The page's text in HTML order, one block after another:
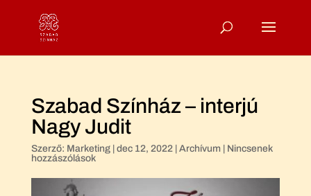
Szabad Színház – interjú
Nagy Judit
Szerző: Marketing| dec 12, 2022| Archívum| Nincsenek
hozzászólások